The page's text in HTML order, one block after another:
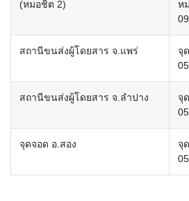
(หมอชิต 2)
ห
สถานีขนส่งผู้โดยสาร จ.แพร่
จุ
สถานีขนส่งผู้โดยสาร จ.ลำปาง
จุ
จุดจอด อ.สอง
จุ